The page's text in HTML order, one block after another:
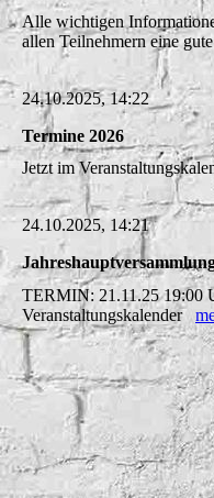
Alle wichtigen
allen Teilnehmern eine
24.10.2025, 14:22
Termine 2026
Jetzt im
24.10.2025, 14:21
TERMIN: 21.11.25 19:00
Veranstaltungskalender